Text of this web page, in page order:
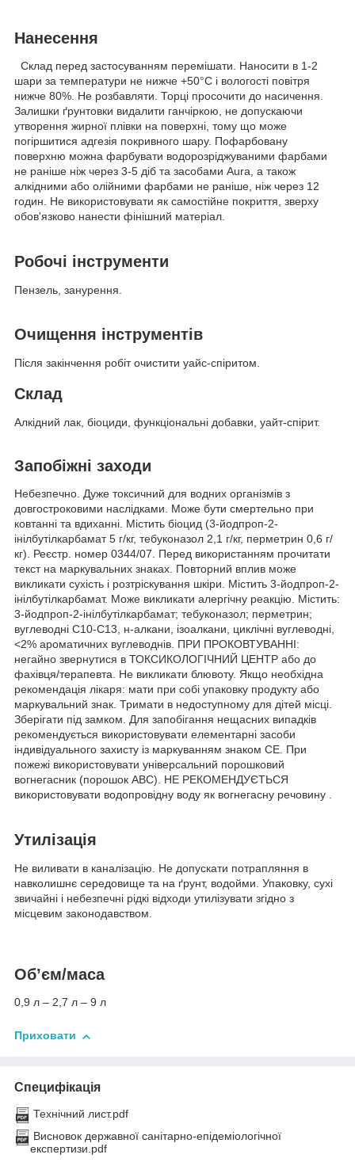
Нанесення
Склад перед застосуванням перемішати. Наносити в 1-2
шари за температури не нижче +50°С і вологості повітря
нижче 80%. Не розбавляти. Торці просочити до насичення.
Залишки ґрунтовки видалити ганчіркою, не допускаючи
утворення жирної плівки на поверхні, тому що може
погіршитися адгезія покривного шару. Пофарбовану
поверхню можна фарбувати водорозріджуваними фарбами
не раніше ніж через 3-5 діб та засобами Aura, а також
алкідними або олійними фарбами не раніше, ніж через 12
годин. Не використовувати як самостійне покриття, зверху
обов'язково нанести фінішний матеріал.
Робочі інструменти
Пензель, занурення.
Очищення інструментів
Після закінчення робіт очистити уайс-спіритом.
Склад
Алкідний лак, біоциди, функціональні добавки, уайт-спірит.
Запобіжні заходи
Небезпечно. Дуже токсичний для водних організмів з
довгостроковими наслідками. Може бути смертельно при
ковтанні та вдиханні. Містить біоцид (3-йодпроп-2-
інілбутілкарбамат 5 г/кг, тебуконазол 2,1 г/кг, перметрин 0,6 г/
кг). Реєстр. номер 0344/07. Перед використанням прочитати
текст на маркувальних знаках. Повторний вплив може
викликати сухість і розтріскування шкіри. Містить 3-йодпроп-2-
інілбутілкарбамат. Може викликати алергічну реакцію. Містить:
3-йодпроп-2-інілбутілкарбамат; тебуконазол; перметрин;
вуглеводні C10-C13, н-алкани, ізоалкани, циклічні вуглеводні,
<2% ароматичних вуглеводнів. ПРИ ПРОКОВТУВАННІ:
негайно звернутися в ТОКСИКОЛОГІЧНИЙ ЦЕНТР або до
фахівця/терапевта. Не викликати блювоту. Якщо необхідна
рекомендація лікаря: мати при собі упаковку продукту або
маркувальний знак. Тримати в недоступному для дітей місці.
Зберігати під замком. Для запобігання нещасних випадків
рекомендується використовувати елементарні засоби
індивідуального захисту із маркуванням знаком СЕ. При
пожежі використовувати універсальний порошковий
вогнегасник (порошок ABC). НЕ РЕКОМЕНДУЄТЬСЯ
використовувати водопровідну воду як вогнегасну речовину .
Утилізація
Не виливати в каналізацію. Не допускати потрапляння в
навколишнє середовище та на ґрунт, водойми. Упаковку, сухі
звичайні і небезпечні рідкі відходи утилізувати згідно з
місцевим законодавством.
Об’єм/маса
0,9 л – 2,7 л – 9 л
Приховати
Специфікація
Технічний лист.pdf
Висновок державної санітарно-епідеміологічної
експертизи.pdf